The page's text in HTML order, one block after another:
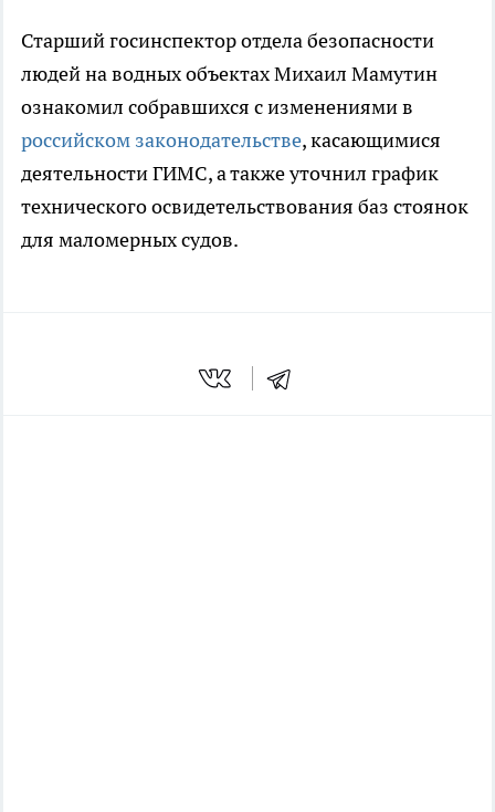
Старший госинспектор отдела безопасности
людей на водных объектах Михаил Мамутин
ознакомил собравшихся с изменениями в
российском законодательстве, касающимися
деятельности ГИМС, а также уточнил график
технического освидетельствования баз стоянок
для маломерных судов.